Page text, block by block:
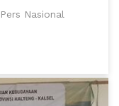
Nasional